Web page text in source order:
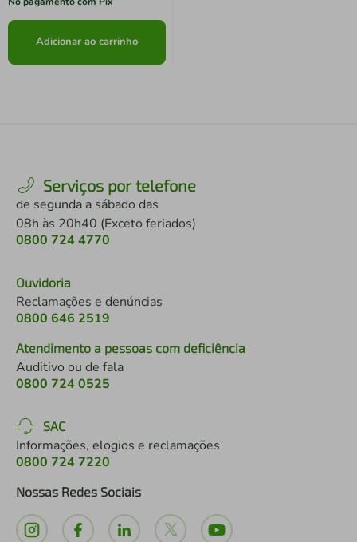
Adicionar ao carrinho
Serviços por telefone
de segunda a sábado das
08h às 20h40 (Exceto feriados)
0800 724 4770
Ouvidoria
Reclamações e denúncias
0800 646 2519
Atendimento a pessoas com deficiência
Auditivo ou de fala
0800 724 0525
SAC
Informações, elogios e reclamações
0800 724 7220
Nossas Redes Sociais